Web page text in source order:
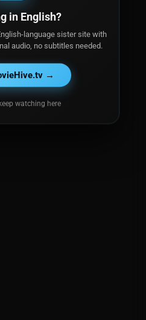
in English?
language sister site with
audio, no subtitles needed.
→
watching here